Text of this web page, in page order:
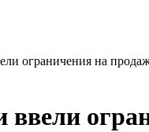
ограничения на
ввели